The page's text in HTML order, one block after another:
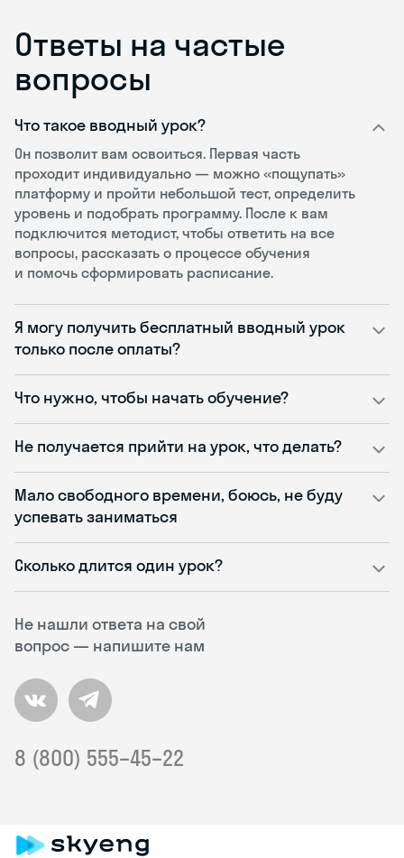
Ответы на частые
вопросы
Не нашли ответа на свой
вопрос — напишите нам
8 (800) 555–45–22
Что такое вводный урок?
Он позволит вам освоиться. Первая часть
проходит индивидуально — можно «пощупать»
платформу и пройти небольшой тест, определить
уровень и подобрать программу. После к вам
подключится методист, чтобы ответить на все
вопросы, рассказать о процессе обучения
и помочь сформировать расписание.
Я могу получить бесплатный вводный урок
только после оплаты?
Что нужно, чтобы начать обучение?
Не получается прийти на урок, что делать?
Мало свободного времени, боюсь, не буду
успевать заниматься
Сколько длится один урок?